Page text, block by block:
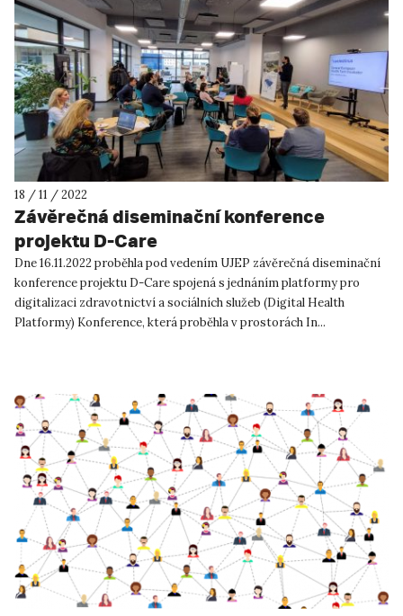
18 / 11 / 2022
Závěrečná diseminační konference
projektu D-Care
Dne 16.11.2022 proběhla pod vedením UJEP závěrečná diseminační
konference projektu D-Care spojená s jednáním platformy pro
digitalizaci zdravotnictví a sociálních služeb (Digital Health
Platformy) Konference, která proběhla v prostorách In...